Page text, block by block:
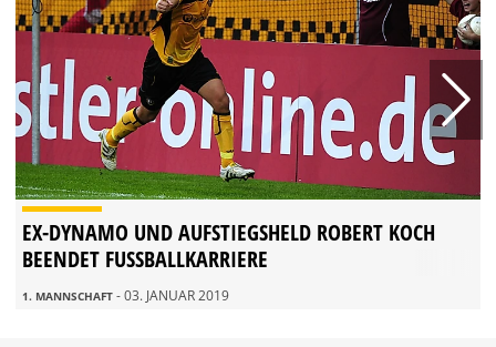
EX-DYNAMO UND AUFSTIEGSHELD ROBERT KOCH
BEENDET FUSSBALLKARRIERE
1. MANNSCHAFT - 03. JANUAR 2019